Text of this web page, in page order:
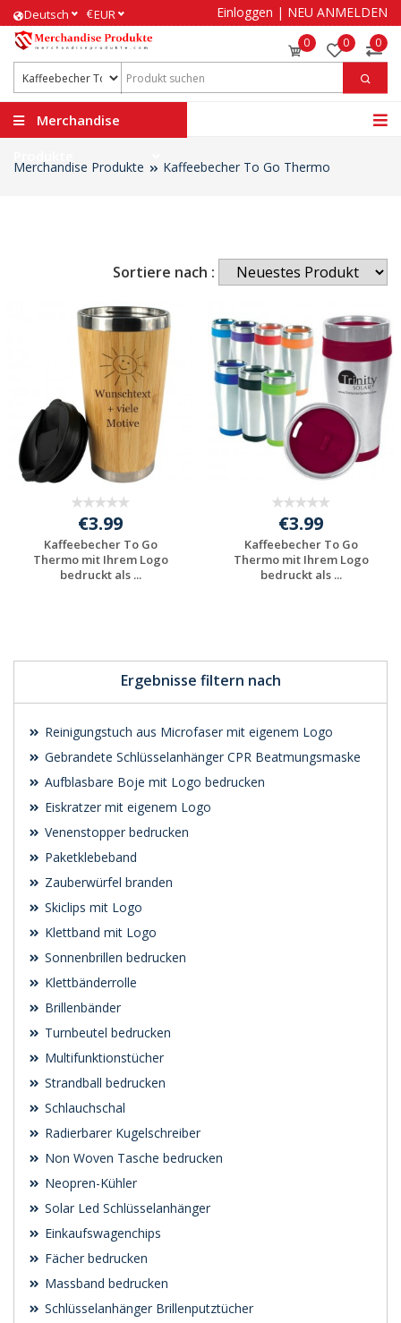
Deutsch €EUR Einloggen | NEU ANMELDEN
0 0 0
Merchandise
Merchandise Produkte Kaffeebecher To Go Thermo
Ergebnisse filtern nach
Reinigungstuch aus Microfaser mit eigenem Logo
Gebrandete Schlüsselanhänger CPR Beatmungsmaske
Aufblasbare Boje mit Logo bedrucken
Eiskratzer mit eigenem Logo
Venenstopper bedrucken
Paketklebeband
Zauberwürfel branden
Skiclips mit Logo
Klettband mit Logo
Sonnenbrillen bedrucken
Klettbänderrolle
Brillenbänder
Turnbeutel bedrucken
Multifunktionstücher
Strandball bedrucken
Schlauchschal
Radierbarer Kugelschreiber
Non Woven Tasche bedrucken
Neopren-Kühler
Solar Led Schlüsselanhänger
Einkaufswagenchips
Fächer bedrucken
Massband bedrucken
Schlüsselanhänger Brillenputztücher
Sortiere nach :
€3.99
Kaffeebecher To Go
Thermo mit Ihrem Logo
bedruckt als ...
€3.99
Kaffeebecher To Go
Thermo mit Ihrem Logo
bedruckt als ...